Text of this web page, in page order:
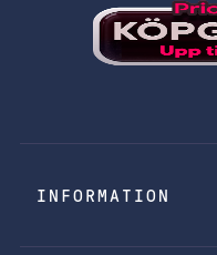
INFORMATION